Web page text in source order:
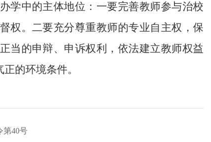
学中的主体地位：一要完善教师参与治校
权。二要充分尊重教师的专业自主权，保
当的申辩、申诉权利，依法建立教师权益
的环境条件。
第40号